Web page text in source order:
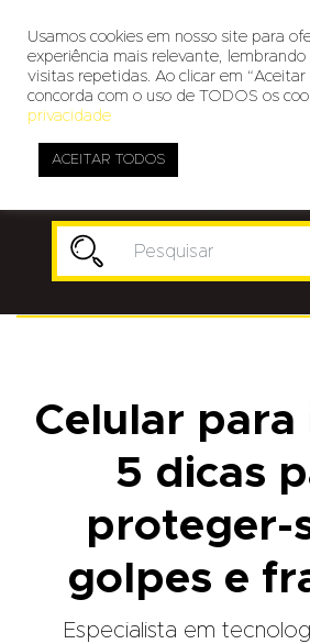
Celular para
5 dicas
proteger-
golpes e
Especialista em
Usamos cookies em nosso site para
experiência mais relevante,
visitas repetidas. Ao clicar em “Aceitar
concorda com o uso de TODOS os
privacidade
ACEITAR TODOS